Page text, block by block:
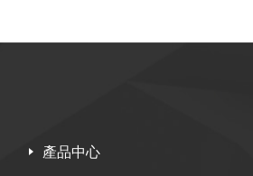
產品中心